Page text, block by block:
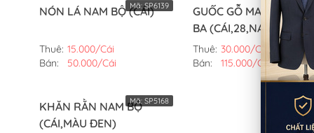
NÓN LÁ NAM BỘ (CÁI)
Thuê: 15.000/Cái
Bán:
50.000/Cái
Mã:SP6139
GUỐC GỖ MANG VỚI BÀ
BA (CÁI,28,NAM)
Thuê: 30.000/Cái
Bán:
115.000/Cái
Mã:
KHĂN RẰN NAM BỘ
(CÁI,MÀU ĐEN)
Mã: SP5168